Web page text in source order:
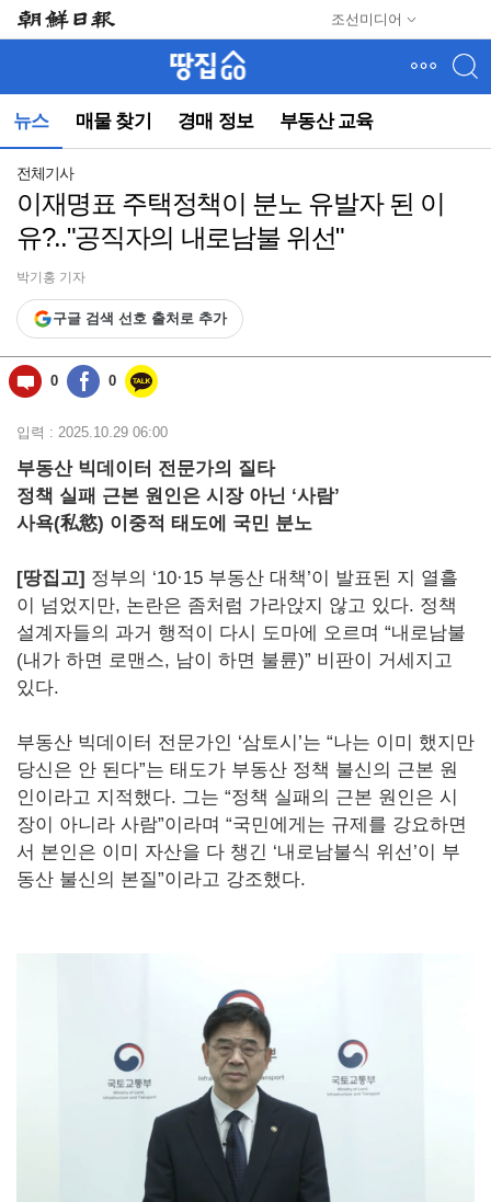
조선미디어
뉴스 매물 찾기 경매 정보 부동산 교육
뉴
(컨
동)
전체기사
이재명표 주택정책이 분노 유발자 된 이
유?.."공직자의 내로남불 위선"
박기홍 기자
구글 검색 선호 출처로 추가
0 0
입력 : 2025.10.29 06:00
부동산 빅데이터 전문가의 질타
정책 실패 근본 원인은 시장 아닌 ‘사람’
사욕(私慾) 이중적 태도에 국민 분노
[땅집고] 정부의 ‘10·15 부동산 대책’이 발표된 지 열흘
이 넘었지만, 논란은 좀처럼 가라앉지 않고 있다. 정책
설계자들의 과거 행적이 다시 도마에 오르며 “내로남불
(내가 하면 로맨스, 남이 하면 불륜)” 비판이 거세지고
있다.
부동산 빅데이터 전문가인 ‘삼토시’는 “나는 이미 했지만
당신은 안 된다”는 태도가 부동산 정책 불신의 근본 원
인이라고 지적했다. 그는 “정책 실패의 근본 원인은 시
장이 아니라 사람”이라며 “국민에게는 규제를 강요하면
서 본인은 이미 자산을 다 챙긴 ‘내로남불식 위선’이 부
동산 불신의 본질”이라고 강조했다.